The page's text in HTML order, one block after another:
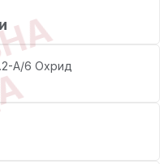
А/6 Охрид